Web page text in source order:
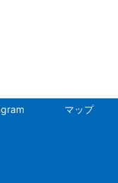
マップ